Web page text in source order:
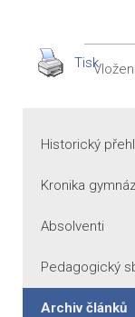
Tisk
Historický
Kronika
Absolventi
Pedagogický
Archiv článků